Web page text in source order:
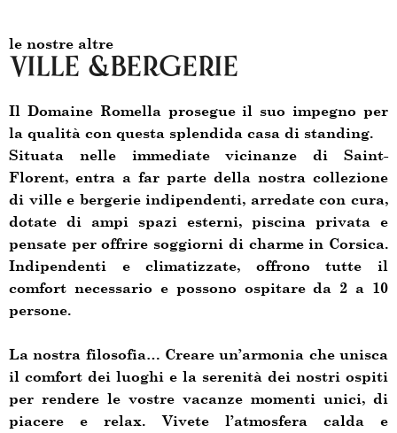
le nostre altre
VillE &Bergerie
Il Domaine Romella prosegue il suo impegno per
la qualità con questa splendida casa di standing.
Situata nelle immediate vicinanze di Saint-
Florent, entra a far parte della nostra collezione
di ville e bergerie indipendenti, arredate con cura,
dotate di ampi spazi esterni, piscina privata e
pensate per offrire soggiorni di charme in Corsica.
Indipendenti e climatizzate, offrono tutte il
comfort necessario e possono ospitare da 2 a 10
persone.
La nostra filosofia… Creare un’armonia che unisca
il comfort dei luoghi e la serenità dei nostri ospiti
per rendere le vostre vacanze momenti unici, di
piacere e relax. Vivete l’atmosfera calda e